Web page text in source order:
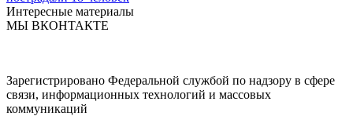
Интересные материалы
МЫ ВКОНТАКТЕ
Зарегистрировано Федеральной службой по надзору в сфере
связи, информационных технологий и массовых
коммуникаций